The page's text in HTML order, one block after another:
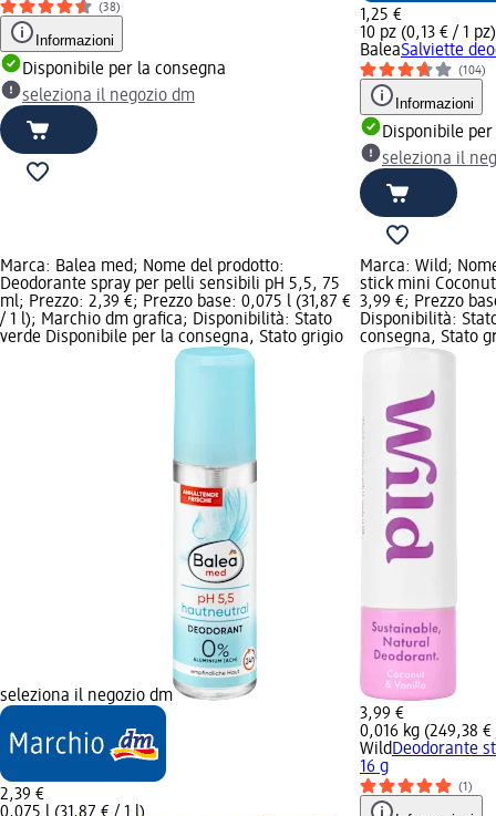
(38)
Informazioni
Disponibile per la consegna
seleziona il negozio dm
1,25 €
10 pz (0,13 € / 1 pz)
BaleaSalviette
(104)
Informazioni
Disponibile
seleziona il
Marca: Balea med; Nome del prodotto:
Deodorante spray per pelli sensibili pH 5,5, 75
ml; Prezzo: 2,39 €; Prezzo base: 0,075 l (31,87 €
/ 1 l); Marchio dm grafica; Disponibilità: Stato
verde Disponibile per la consegna, Stato grigio
seleziona il negozio dm
2,39 €
Marca: Wild;
stick mini
3,99 €; Prezzo
Disponibilità:
consegna, Stato
3,99 €
0,016 kg (249,38 €
WildDeodorante
16 g
(1)